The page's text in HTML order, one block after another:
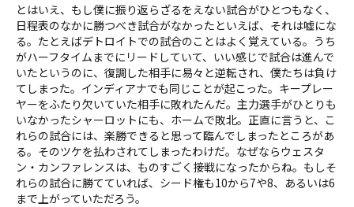
とはいえ、もし僕に振り返らざるをえない試合がひとつもなく、
日程表のなかに勝つべき試合がなかったといえば、それは嘘にな
る。たとえばデトロイトでの試合のことはよく覚えている。うち
がハーフタイムまでにリードしていて、いい感じで試合は進んで
いたというのに、復調した相手に易々と逆転され、僕たちは負け
てしまった。インディアナでも同じことが起こった。キープレー
ヤーをふたり欠いていた相手に敗れたんだ。主力選手がひとりも
いなかったシャーロットにも、ホームで敗北。正直に言うと、こ
れらの試合には、楽勝できると思って臨んでしまったところがあ
る。そのツケを払わされてしまったわけだ。なぜならウェスタ
ン・カンファレンスは、ものすごく接戦になったからね。もしそ
れらの試合に勝てていれば、シード権も10から7や8、あるいは6
まで上がっていただろう。